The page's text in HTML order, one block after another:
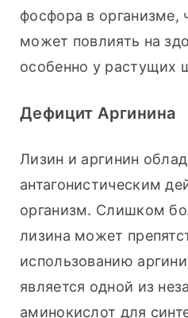
фосфора в организме,
может повлиять на
особенно у растущих
Дефицит Аргинина
Лизин и аргинин
антагонистическим
организм. Слишком
лизина может
использованию
является одной из
аминокислот для